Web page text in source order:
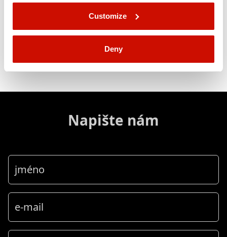
Customize
Deny
komplexních zkušeností v oblasti
marketingu jsou vám k dispozici.
Napište nám
jméno
e-mail